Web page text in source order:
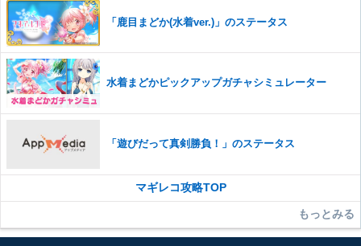
「鹿目まどか(水着ver.)」のステータス
水着まどかピックアップガチャシミュレーター
「遊びだって真剣勝負！」のステータス
マギレコ攻略TOP
もっとみる